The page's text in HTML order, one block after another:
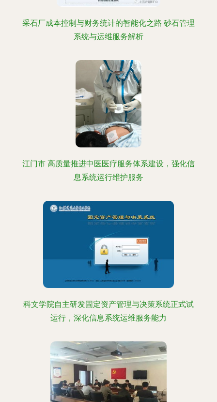
采石厂成本控制与财务统计的智能化之路 砂石管理
系统与运维服务解析
江门市 高质量推进中医医疗服务体系建设，强化信
息系统运行维护服务
科文学院自主研发固定资产管理与决策系统正式试
运行，深化信息系统运维服务能力